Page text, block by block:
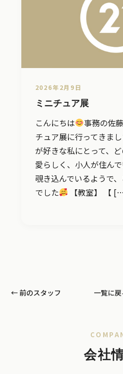
2026年2月9日
ミニチュア展
こんにちは
事務の佐
チュア展に行ってきま
が好きな私にとって、
愛らしく、小人が住ん
覗き込んでいるようで
でした
【教室】 【
← 前のスタッフ 一覧に戻
会社